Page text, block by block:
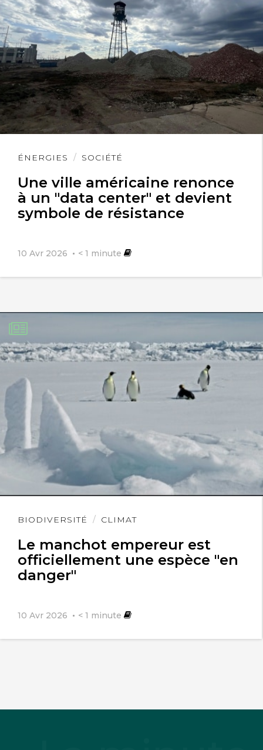
ÉNERGIES SOCIÉTÉ
Une ville américaine renonce
à un "data center" et devient
symbole de résistance
10 Avr 2026 < 1 minute
Lire
BIODIVERSITÉ CLIMAT
Le manchot empereur est
officiellement une espèce "en
danger"
10 Avr 2026 < 1 minute
Lire